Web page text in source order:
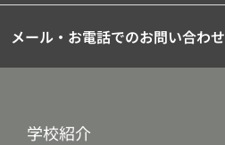
メール・お電話でのお問い合わせ
学校紹介